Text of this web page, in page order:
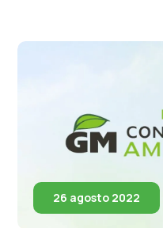
26 agosto 2022